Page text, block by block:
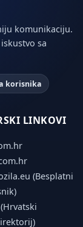
komunikaciju.
sa
korisnika
LINKOVI
(Besplatni